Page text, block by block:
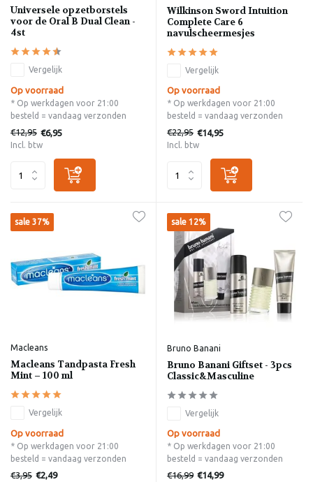
Universele opzetborstels
voor de Oral B Dual Clean -
4st
Vergelijk
Op voorraad
* Op werkdagen voor 21:00
besteld = vandaag verzonden
€12,95 €6,95
Incl. btw
Wilkinson Sword Intuition
Complete Care 6
navulscheermesjes
Vergelijk
Op voorraad
* Op werkdagen voor 21:00
besteld = vandaag verzonden
€22,95 €14,95
Incl. btw
sale 37%
Macleans
Macleans Tandpasta Fresh
Mint – 100 ml
Vergelijk
Op voorraad
* Op werkdagen voor 21:00
besteld = vandaag verzonden
€3,95 €2,49
sale 12%
Bruno Banani
Bruno Banani Giftset - 3pcs
Classic&Masculine
Vergelijk
Op voorraad
* Op werkdagen voor 21:00
besteld = vandaag verzonden
€16,99 €14,99